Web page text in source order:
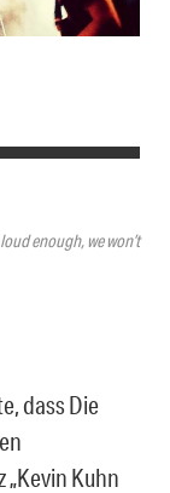
enough, we won’t
dass Die
Kuhn